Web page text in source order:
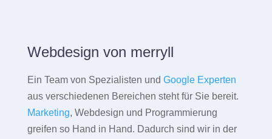
Webdesign von merryll
Ein Team von Spezialisten und Google Experten
aus verschiedenen Bereichen steht für Sie bereit.
Marketing, Webdesign und Programmierung
greifen so Hand in Hand. Dadurch sind wir in der